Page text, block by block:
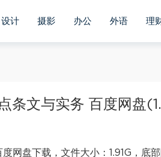
设计 摄影 办公 外语 理
条文与实务 百度网盘
网盘下载，文件大小：1.91G，底